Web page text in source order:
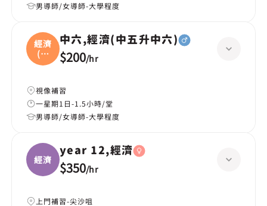
男導師/女導師-大學程度
經濟
(中
五
中六,經濟(中五升中六)
$200/hr
視像補習
一星期1日-1.5小時/堂
男導師/女導師-大學程度
經濟
year 12,經濟
$350/hr
上門補習-尖沙咀